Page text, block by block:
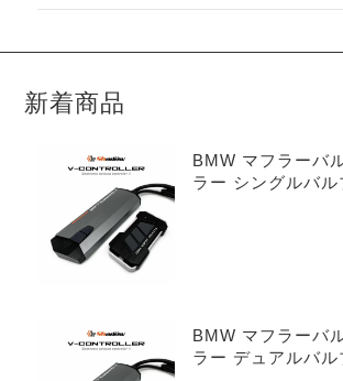
新着商品
BMW マフラーバ
ラー シングルバ
BMW マフラーバ
ラー デュアルバ